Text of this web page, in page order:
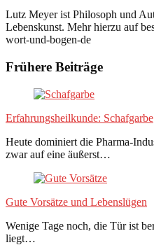
Lutz Meyer ist Philosoph und
Lebenskunst. Mehr hierzu auf
wort-und-bogen-de
Frühere Beiträge
Erfahrungsheilkunde: Schafgarbe
Heute dominiert die Pharma-
zwar auf eine äußerst…
Gute Vorsätze und Lebenslügen
Wenige Tage noch, die Tür ist
liegt…